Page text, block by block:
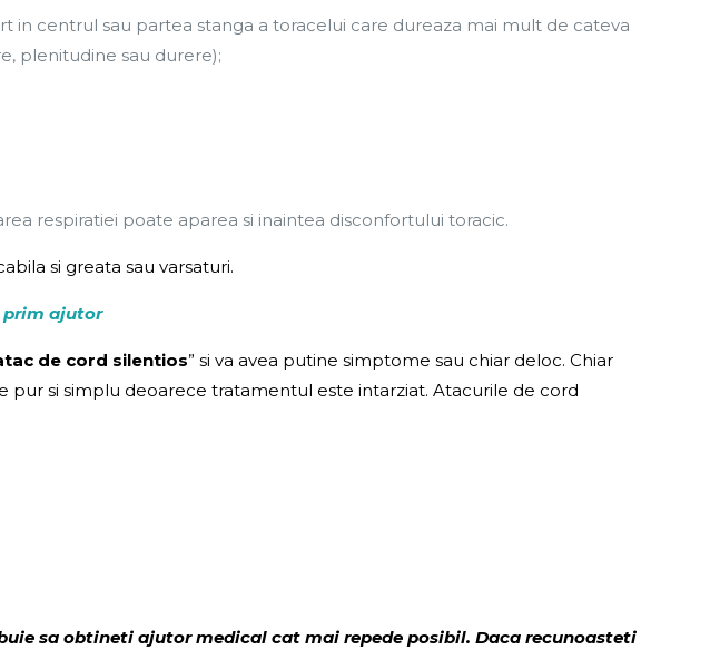
centrul sau partea stanga a toracelui care dureaza mai mult de cateva
plenitudine sau durere);
respiratiei poate aparea si inaintea disconfortului toracic.
si greata sau varsaturi.
prim ajutor
de cord silentios” si va avea putine simptome sau chiar deloc. Chiar
si simplu deoarece tratamentul este intarziat. Atacurile de cord
sa obtineti ajutor medical cat mai repede posibil. Daca recunoasteti